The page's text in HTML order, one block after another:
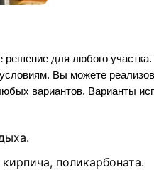
для любого участка.
Вы можете
вариантов. Варианты
поликарбоната.